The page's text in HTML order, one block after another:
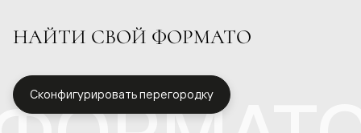
НАЙТИ СВОЙ ФОРМАТО
Сконфигурировать перегородку